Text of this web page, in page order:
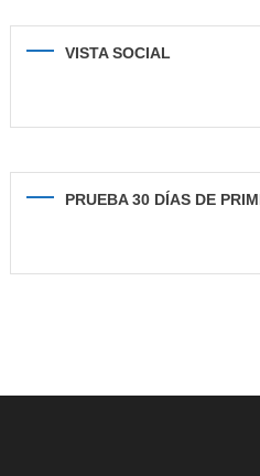
VISTA SOCIAL
PRUEBA 30 DÍAS DE